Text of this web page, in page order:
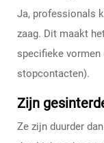
Ja, professionals
zaag. Dit maakt
specifieke
stopcontacten).
Zijn
Ze zijn duurder